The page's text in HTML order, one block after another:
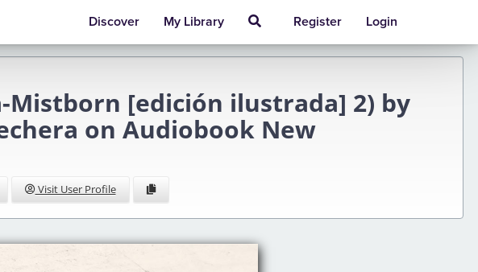
Discover My Library Register Login
Mistborn [edición ilustrada] 2) by
on Audiobook New
Visit User Profile